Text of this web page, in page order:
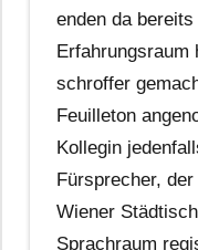
enden da
schroffer
Feuilleton
Kollegin
Fürsprecher,
Wiener
Sprachraum